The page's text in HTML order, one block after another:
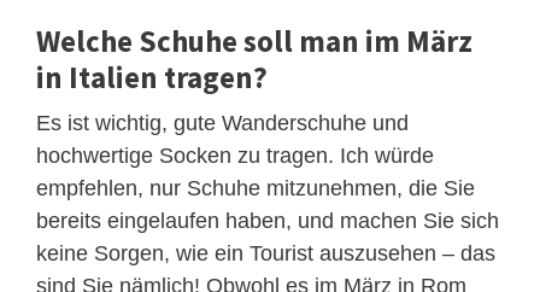
Welche Schuhe soll man im März
in Italien tragen?
Es ist wichtig, gute Wanderschuhe und
hochwertige Socken zu tragen. Ich würde
empfehlen, nur Schuhe mitzunehmen, die Sie
bereits eingelaufen haben, und machen Sie sich
keine Sorgen, wie ein Tourist auszusehen – das
sind Sie nämlich! Obwohl es im März in Rom